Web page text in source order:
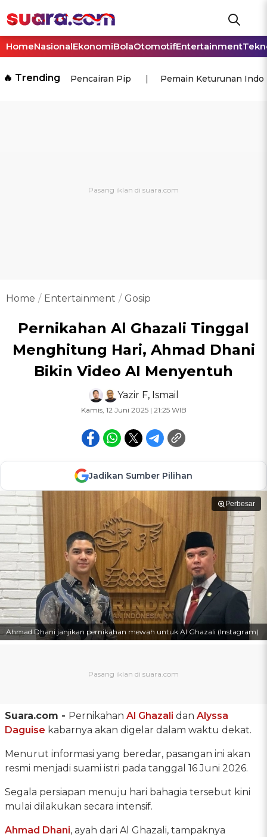
HomeNasionalEkonomiBolaOtomotifEntertainment
🔥 Trending Pencairan Pip Pemain Keturunan
Home Entertainment Gosip
Pernikahan Al Ghazali Tinggal
Menghitung Hari, Ahmad Dhani
Bikin Video AI Menyentuh
Yazir F, Ismail
Kamis, 12 Juni 2025 | 21:25 WIB
Jadikan Sumber Pilihan
Perbesar
Ahmad Dhani janjikan pernikahan mewah untuk Al Ghazali (Instagram)
Suara.com - Pernikahan Al Ghazali dan Alyssa
Daguise kabarnya akan digelar dalam waktu dekat.
Menurut informasi yang beredar, pasangan ini akan
resmi menjadi suami istri pada tanggal 16 Juni 2026.
Segala persiapan menuju hari bahagia tersebut kini
mulai dilakukan secara intensif.
Ahmad Dhani, ayah dari Al Ghazali, tampaknya